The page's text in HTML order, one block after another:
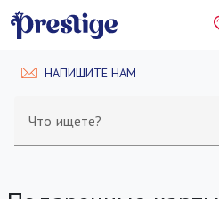
НАПИШИТЕ НАМ
Что ищете?